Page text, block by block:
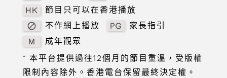
節目只可以在香港播放
不作網上播放
家長指引
成年觀眾
* 本平台提供過往12個月的節目重溫，受版權
限制內容除外。香港電台保留最終決定權。